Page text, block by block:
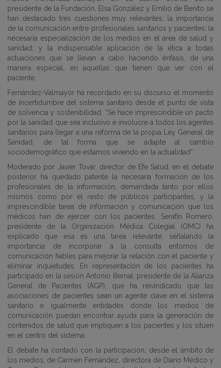
presidente de la Fundación, Elsa González y Emilio de Benito se
han destacado tres cuestiones muy relevantes: la importancia
de la comunicación entre profesionales sanitarios y pacientes; la
necesaria especialización de los medios en el área de salud y
sanidad; y la indispensable aplicación de la ética a todas
actuaciones que se llevan a cabo haciendo énfasis, de una
manera especial, en aquellas que tienen que ver con el
paciente.
Fernández-Valmayor ha recordado en su discurso el momento
de incertidumbre del sistema sanitario desde el punto de vista
de solvencia y sostenibilidad. “Se hace imprescindible un pacto
por la sanidad que sea inclusivo e involucre a todos los agentes
sanitarios para llegar a una reforma de la propia Ley General de
Sanidad, de tal forma que se adapte al cambio
sociodemográfico que estamos viviendo en la actualidad”.
Moderado por Javier Tovar, director de Efe Salud, en el debate
posterior ha quedado patente la necesaria formación de los
profesionales de la información, demandada tanto por ellos
mismos como por el resto de públicos participantes, y la
imprescindible tarea de información y comunicación que los
médicos han de ejercer con los pacientes. Serafín Romero,
presidente de la Organización Médica Colegial (OMC) ha
explicado que esa es una tarea relevante, señalando la
importancia de incorporar a la consulta entornos de
comunicación fiables para mejorar la relación con el paciente y
eliminar inquietudes. En representación de los pacientes ha
participado en la sesión Antonio Bernal, presidente de la Alianza
General de Pacientes (AGP), que ha reivindicado que las
asociaciones de pacientes sean un agente clave en el sistema
sanitario e igualmente entidades donde los medios de
comunicación puedan encontrar ayuda para la generación de
contenidos de salud que impliquen a los pacientes y los sitúen
en el centro del sistema.
El debate ha contado con la participación, desde el ámbito de
los medios, de Carmen Fernández, directora de Diario Médico y